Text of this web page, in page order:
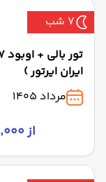
7 شب
ایران ایرتور )
مرداد 1405
از ۱۳۶٬۰۰۰٬۰۰۰ تومان + ۷۴۰ دلار